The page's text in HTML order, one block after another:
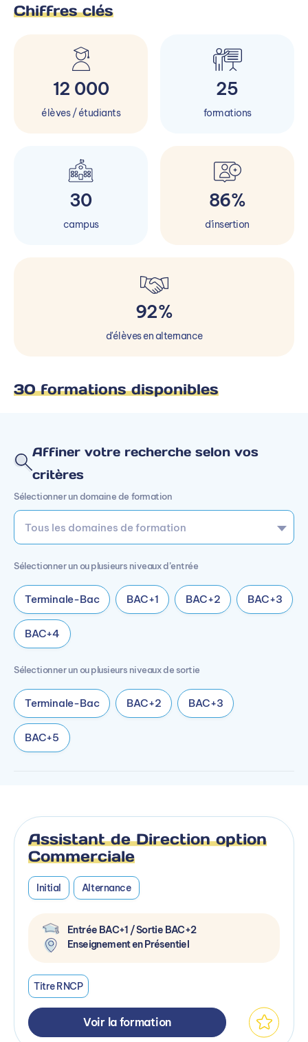
Chiffres clés
12 000
élèves / étudiants
25
formations
30
campus
86%
d'insertion
92%
d'élèves en alternance
30 formations disponibles
Affiner votre recherche selon vos
critères
Sélectionner un domaine de formation
Sélectionner un ou plusieurs niveaux d’entrée
Terminale-Bac BAC+1 BAC+2 BAC+3
BAC+4
Sélectionner un ou plusieurs niveaux de sortie
Terminale-Bac BAC+2 BAC+3
BAC+5
Assistant de Direction option
Commerciale
Initial Alternance
Entrée BAC+1 / Sortie BAC+2
Enseignement en Présentiel
Titre RNCP
Voir la formation